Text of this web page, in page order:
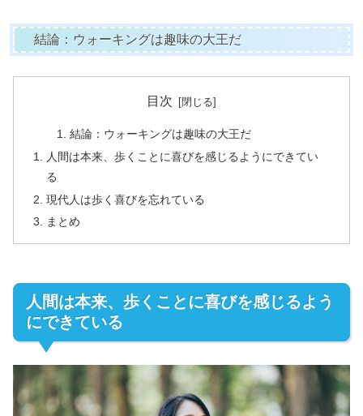
結論：ウォーキングは趣味の大王だ
目次
結論：ウォーキングは趣味の大王だ
人間は本来、歩くことに喜びを感じるようにできてい
る
現代人は歩く喜びを忘れている
まとめ
人間は本来、歩くことに喜びを感じるよう
にできている